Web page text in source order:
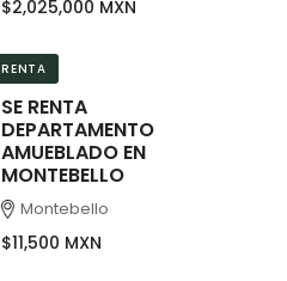
$2,025,000 MXN
RENTA
SE RENTA
DEPARTAMENTO
AMUEBLADO EN
MONTEBELLO
Montebello
$11,500 MXN